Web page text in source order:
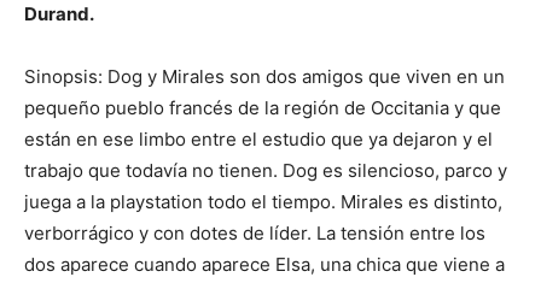
Durand.
Sinopsis: Dog y Mirales son dos amigos que viven en un
pequeño pueblo francés de la región de Occitania y que
están en ese limbo entre el estudio que ya dejaron y el
trabajo que todavía no tienen. Dog es silencioso, parco y
juega a la playstation todo el tiempo. Mirales es distinto,
verborrágico y con dotes de líder. La tensión entre los
dos aparece cuando aparece Elsa, una chica que viene a